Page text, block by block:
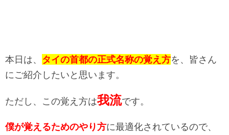
本日は、 タイの首都の正式名称の覚え方を、皆さん
にご紹介したいと思います。
ただし、この覚え方は我流です。
僕が覚えるためのやり方に最適化されているので、